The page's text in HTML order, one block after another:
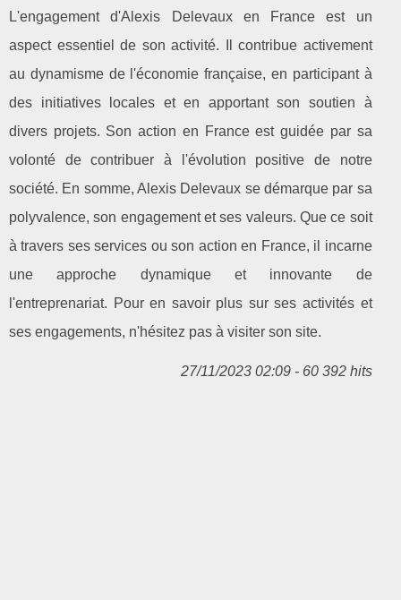
L'engagement d'Alexis Delevaux en France est un
aspect essentiel de son activité. Il contribue activement
au dynamisme de l'économie française, en participant à
des initiatives locales et en apportant son soutien à
divers projets. Son action en France est guidée par sa
volonté de contribuer à l'évolution positive de notre
société. En somme, Alexis Delevaux se démarque par sa
polyvalence, son engagement et ses valeurs. Que ce soit
à travers ses services ou son action en France, il incarne
une approche dynamique et innovante de
l'entreprenariat. Pour en savoir plus sur ses activités et
ses engagements, n'hésitez pas à visiter son site.
27/11/2023 02:09 - 60 392 hits